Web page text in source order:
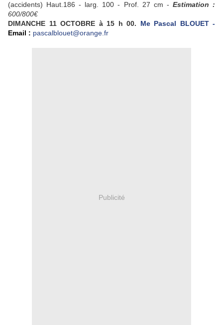
(accidents) Haut.186 - larg. 100 - Prof. 27 cm - Estimation :
600/800€
DIMANCHE 11 OCTOBRE à 15 h 00. Me Pascal BLOUET -
Email : pascalblouet@orange.fr
Publicité